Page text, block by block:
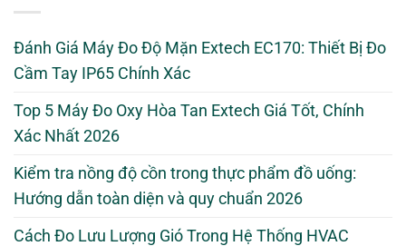
Đánh Giá Máy Đo Độ Mặn Extech EC170: Thiết Bị Đo
Cầm Tay IP65 Chính Xác
Top 5 Máy Đo Oxy Hòa Tan Extech Giá Tốt, Chính
Xác Nhất 2026
Kiểm tra nồng độ cồn trong thực phẩm đồ uống:
Hướng dẫn toàn diện và quy chuẩn 2026
Cách Đo Lưu Lượng Gió Trong Hệ Thống HVAC